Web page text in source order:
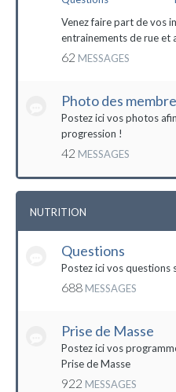
Venez faire part de vos
entrainements de rue et
62 MESSAGES
Photo des
Postez ici vos photos
progression !
42 MESSAGES
NUTRITION
Questions
Postez ici vos
688 MESSAGES
Prise de Masse
Postez ici vos
Prise de Masse
922 MESSAGES